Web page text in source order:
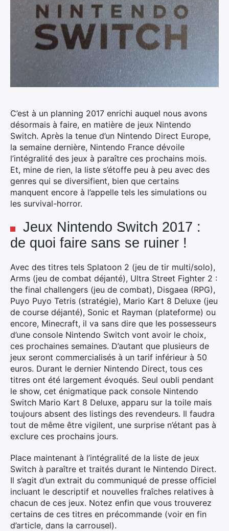
C’est à un planning 2017 enrichi auquel nous avons
désormais à faire, en matière de jeux Nintendo
Switch. Après la tenue d’un Nintendo Direct Europe,
la semaine dernière, Nintendo France dévoile
l’intégralité des jeux à paraître ces prochains mois.
Et, mine de rien, la liste s’étoffe peu à peu avec des
genres qui se diversifient, bien que certains
manquent encore à l’appelle tels les simulations ou
les survival-horror.
Jeux Nintendo Switch 2017 :
de quoi faire sans se ruiner !
Avec des titres tels Splatoon 2 (jeu de tir multi/solo),
Arms (jeu de combat déjanté), Ultra Street Fighter 2 :
the final challengers (jeu de combat), Disgaea (RPG),
Puyo Puyo Tetris (stratégie), Mario Kart 8 Deluxe (jeu
de course déjanté), Sonic et Rayman (plateforme) ou
encore, Minecraft, il va sans dire que les possesseurs
d’une console Nintendo Switch vont avoir le choix,
ces prochaines semaines. D’autant que plusieurs de
jeux seront commercialisés à un tarif inférieur à 50
euros. Durant le dernier Nintendo Direct, tous ces
titres ont été largement évoqués. Seul oubli pendant
le show, cet énigmatique pack console Nintendo
Switch Mario Kart 8 Deluxe, apparu sur la toile mais
toujours absent des listings des revendeurs. Il faudra
tout de même être vigilent, une surprise n’étant pas à
exclure ces prochains jours.
Place maintenant à l’intégralité de la liste de jeux
Switch à paraître et traités durant le Nintendo Direct.
Il s’agit d’un extrait du communiqué de presse officiel
incluant le descriptif et nouvelles fraîches relatives à
chacun de ces jeux. Notez enfin que vous trouverez
certains de ces titres en précommande (voir en fin
d’article, dans la carrousel).